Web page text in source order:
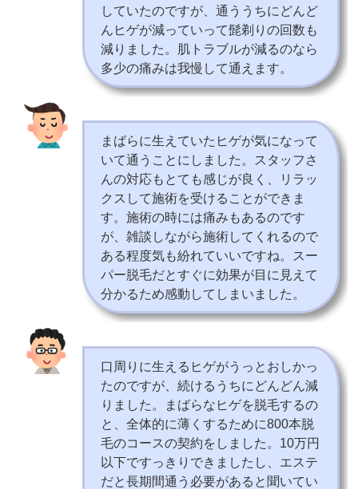
していたのですが、通ううちにどんど
んヒゲが減っていって髭剃りの回数も
減りました。肌トラブルが減るのなら
多少の痛みは我慢して通えます。
まばらに生えていたヒゲが気になって
いて通うことにしました。スタッフさ
んの対応もとても感じが良く、リラッ
クスして施術を受けることができま
す。施術の時には痛みもあるのです
が、雑談しながら施術してくれるので
ある程度気も紛れていいですね。スー
パー脱毛だとすぐに効果が目に見えて
分かるため感動してしまいました。
口周りに生えるヒゲがうっとおしかっ
たのですが、続けるうちにどんどん減
りました。まばらなヒゲを脱毛するの
と、全体的に薄くするために800本脱
毛のコースの契約をしました。10万円
以下ですっきりできましたし、エステ
だと長期間通う必要があると聞いてい